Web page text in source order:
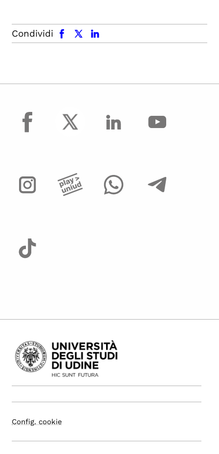
Condividi
facebook x.com linkedin
facebook
Config. cookie